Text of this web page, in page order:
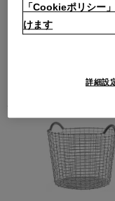
「Cookieポリシー
けます
詳細設